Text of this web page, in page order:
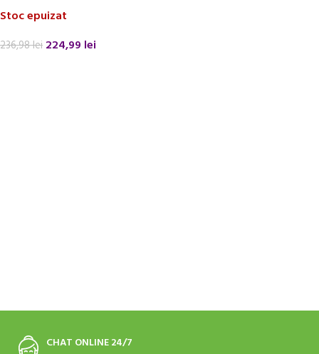
Stoc epuizat
236,98lei 224,99 lei
CHAT ONLINE 24/7